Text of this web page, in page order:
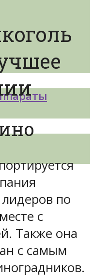
по
с
Также она
с самым